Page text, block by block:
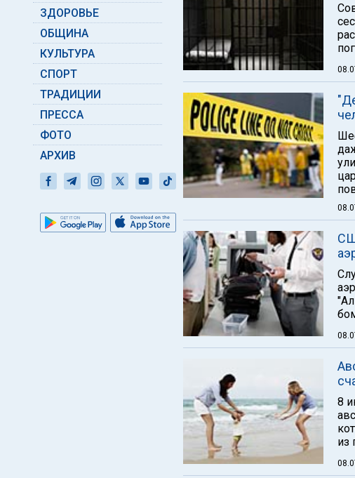
ЗДОРОВЬЕ
ОБЩИНА
КУЛЬТУРА
СПОРТ
ТРАДИЦИИ
ПРЕССА
ФОТО
АРХИВ
8
из